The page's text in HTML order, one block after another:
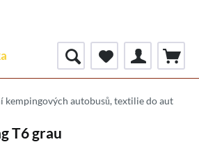
kempingových autobusů, textilie do aut
T6 grau